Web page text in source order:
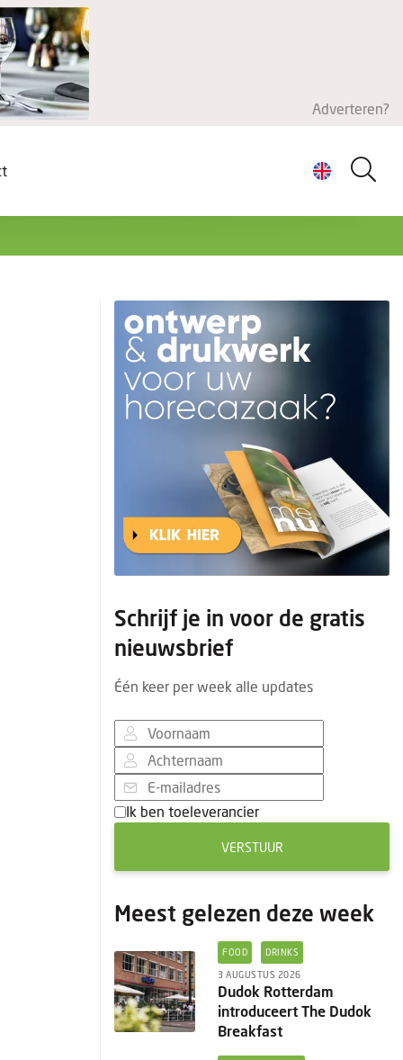
Adverteren?
Schrijf je in voor de gratis
nieuwsbrief
Één keer per week alle updates
Ik ben toeleverancier
VERSTUUR
Meest gelezen deze week
FOOD DRINKS
3 AUGUSTUS 2026
Dudok Rotterdam
introduceert The Dudok
Breakfast